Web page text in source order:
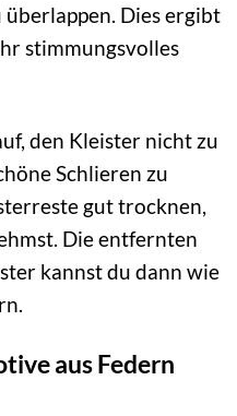
überlappen. Dies ergibt
stimmungsvolles
den Kleister nicht zu
Schlieren zu
gut trocknen,
Die entfernten
kannst du dann wie
aus Federn